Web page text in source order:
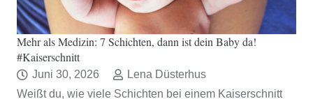
Mehr als Medizin: 7 Schichten, dann ist dein Baby da!
#Kaiserschnitt
Juni 30, 2026
Lena Düsterhus
Weißt du, wie viele Schichten bei einem Kaiserschnitt